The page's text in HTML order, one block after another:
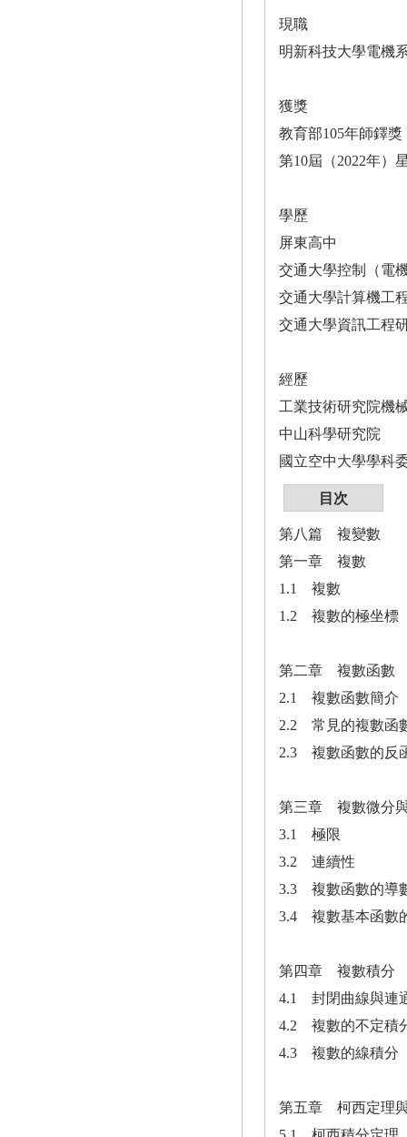
現職
明新科技大學電機
獲獎
教育部105年師鐸獎
第10屆（2022年）
學歷
屏東高中
交通大學控制（電
交通大學計算機工
交通大學資訊工程
經歷
工業技術研究院機
中山科學研究院
國立空中大學學科
目次
第八篇 複變數
第一章 複數
1.1 複數
1.2 複數的極坐標
第二章 複數函數
2.1 複數函數簡介
2.2 常見的複數函
2.3 複數函數的反
第三章 複數微分
3.1 極限
3.2 連續性
3.3 複數函數的導
3.4 複數基本函數
第四章 複數積分
4.1 封閉曲線與連
4.2 複數的不定積
4.3 複數的線積分
第五章 柯西定理